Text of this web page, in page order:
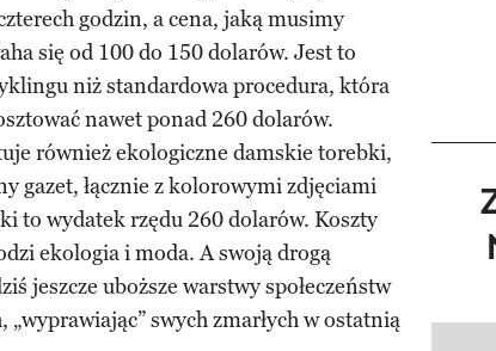
godzin, a cena, jaką musimy
się od 100 do 150 dolarów. Jest to
niż standardowa procedura, która
nawet ponad 260 dolarów.
również ekologiczne damskie torebki,
gazet, łącznie z kolorowymi zdjęciami
to wydatek rzędu 260 dolarów. Koszty
ekologia i moda. A swoją drogą
jeszcze uboższe warstwy społeczeństw
swych zmarłych w ostatnią